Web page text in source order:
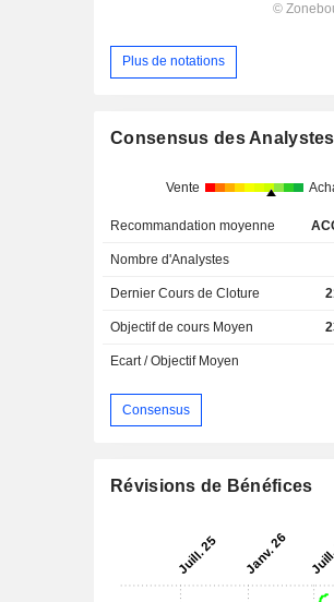
Plus de notations
Consensus des Analystes
Vente
Recommandation moyenne
Nombre d'Analystes
Dernier Cours de Cloture
Objectif de cours Moyen
Ecart / Objectif Moyen
Consensus
Révisions de Bénéfices